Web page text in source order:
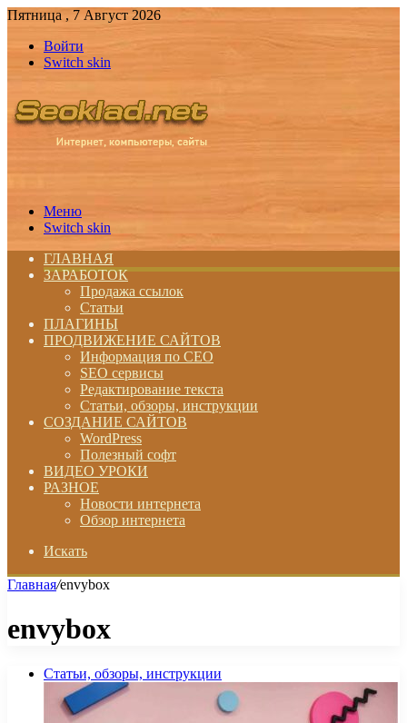
Пятница , 7 Август 2026
Войти
Switch skin
Меню
Switch skin
ГЛАВНАЯ
ЗАРАБОТОК
Продажа ссылок
Статьи
ПЛАГИНЫ
ПРОДВИЖЕНИЕ САЙТОВ
Информация по СЕО
SEO сервисы
Редактирование текста
Статьи, обзоры, инструкции
СОЗДАНИЕ САЙТОВ
WordPress
Полезный софт
ВИДЕО УРОКИ
РАЗНОЕ
Новости интернета
Обзор интернета
Искать
Главная/envybox
envybox
Статьи, обзоры, инструкции